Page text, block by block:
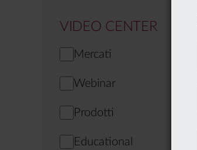
VIDEO CENTER
Mercati
Webinar
Prodotti
Educational